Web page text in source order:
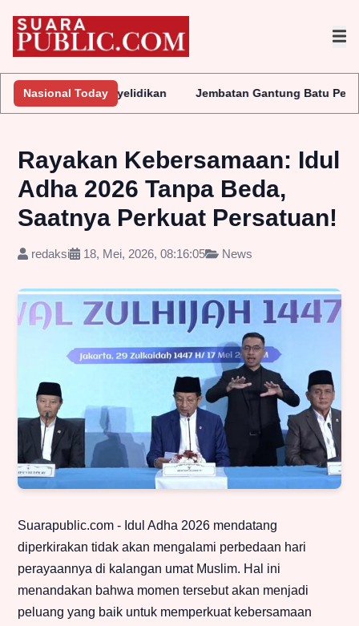
Nasional Today
Penyelidikan Jembatan Gantung Batu Pepe Rp10
Rayakan Kebersamaan: Idul
Adha 2026 Tanpa Beda,
Saatnya Perkuat Persatuan!
redaksi 18, Mei, 2026, 08:16:05 News
Suarapublic.com - Idul Adha 2026 mendatang
diperkirakan tidak akan mengalami perbedaan hari
perayaannya di kalangan umat Muslim. Hal ini
menandakan bahwa momen tersebut akan menjadi
peluang yang baik untuk memperkuat kebersamaan